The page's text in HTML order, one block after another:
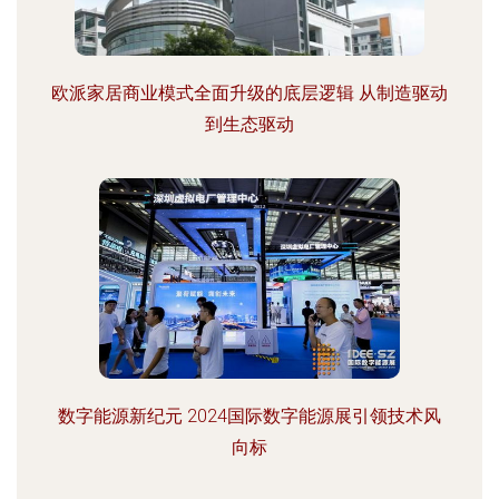
欧派家居商业模式全面升级的底层逻辑 从制造驱动
到生态驱动
数字能源新纪元 2024国际数字能源展引领技术风
向标